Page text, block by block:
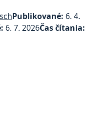
Publikované: 6. 4.
6. 7. 2026Čas čítania: